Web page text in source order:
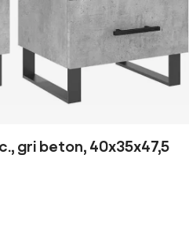
gri beton, 40x35x47,5